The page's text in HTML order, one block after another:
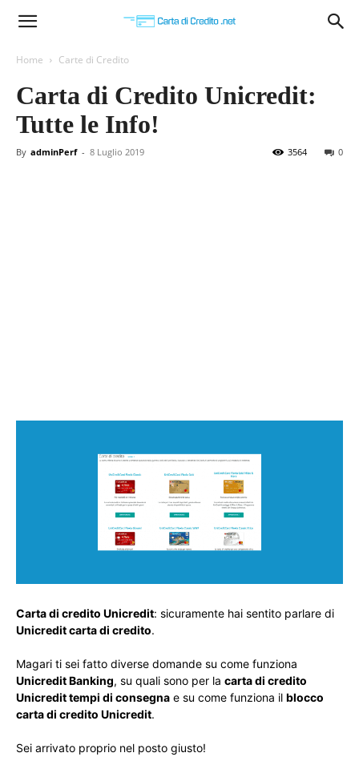
Carta
Credito
Home Carte di Credito
Carta di Credito Unicredit:
Tutte le Info!
By adminPerf - 8 Luglio 2019 0
3564
Carta di credito Unicredit: sicuramente hai sentito parlare di
Unicredit carta di credito.
Magari ti sei fatto diverse domande su come funziona
Unicredit Banking, su quali sono per la carta di credito
Unicredit tempi di consegna e su come funziona il blocco
carta di credito Unicredit.
Sei arrivato proprio nel posto giusto!